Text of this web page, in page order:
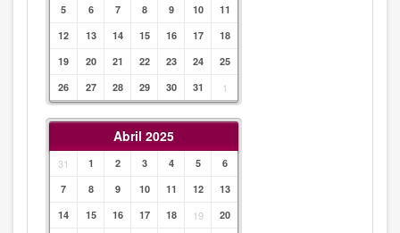
5 6 7 8 9 10
11
12
13 14 15 16 17
18
19
20 21 22 23 24
25
26
27 28 29 30 31 1
Abril 2025
31 1 2 3 4 5
6
7
8 9 10 11 12
13
14
15 16 17 18 19
20